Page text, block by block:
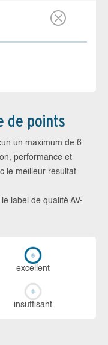
de points
un maximum de 6
performance et
le meilleur résultat
label de qualité AV-
ex­cellent
in­suf­fi­sant